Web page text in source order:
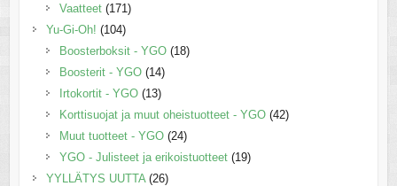
Vaatteet (171)
Yu-Gi-Oh! (104)
Boosterboksit - YGO (18)
Boosterit - YGO (14)
Irtokortit - YGO (13)
Korttisuojat ja muut oheistuotteet - YGO (42)
Muut tuotteet - YGO (24)
YGO - Julisteet ja erikoistuotteet (19)
YYLLÄTYS UUTTA (26)